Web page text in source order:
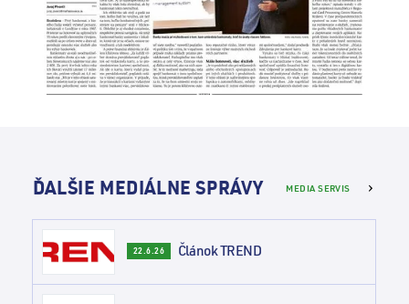
ĎALŠIE MEDIÁLNE SPRÁVY MEDIA SERVIS
22.6.26 Článok TREND